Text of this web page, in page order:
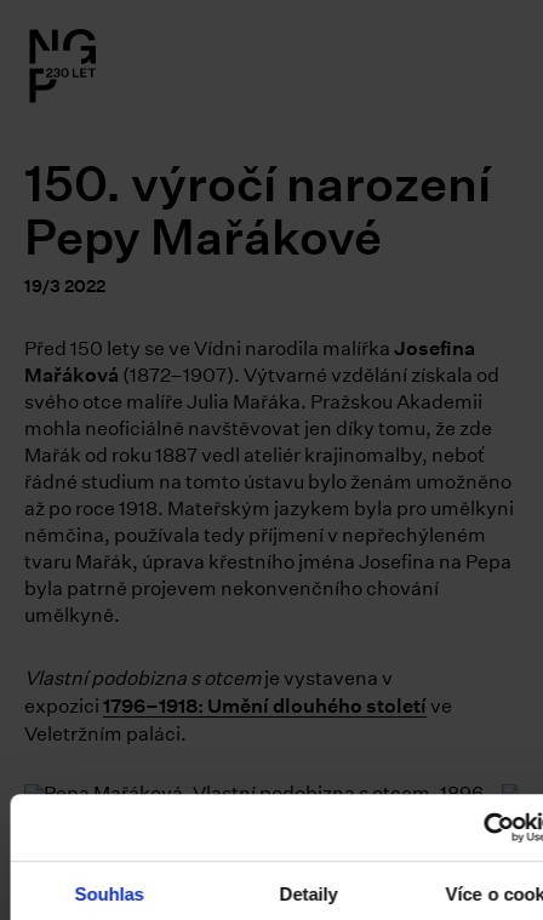
Souhlas Detaily Více o
150. výročí narození
Pepy Mařákové
19/3 2022
Před 150 lety se ve Vídni narodila malířka Josefina
Mařáková (1872–1907). Výtvarné vzdělání získala od
svého otce malíře Julia Mařáka. Pražskou Akademii
mohla neoficiálně navštěvovat jen díky tomu, že zde
Mařák od roku 1887 vedl ateliér krajinomalby, neboť
řádné studium na tomto ústavu bylo ženám umožněno
až po roce 1918. Mateřským jazykem byla pro umělkyni
němčina, používala tedy příjmení v nepřechýleném
tvaru Mařák, úprava křestního jména Josefina na Pepa
byla patrně projevem nekonvenčního chování
umělkyně.
Vlastní podobizna s otcemje vystavena v
expozici 1796–1918: Umění dlouhého století ve
Veletržním paláci.